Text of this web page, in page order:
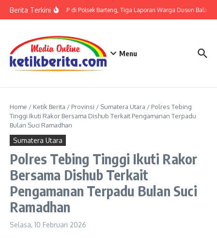
Berita TerkiniTerkait LP di Polsek Barteng, Tiga Laporan Warga Dusun Balaka
Menu
Home / Ketik Berita / Provinsi / Sumatera Utara / Polres Tebing
Tinggi Ikuti Rakor Bersama Dishub Terkait Pengamanan Terpadu
Bulan Suci Ramadhan
Sumatera Utara
Polres Tebing Tinggi Ikuti Rakor
Bersama Dishub Terkait
Pengamanan Terpadu Bulan Suci
Ramadhan
Selasa, 10 Februari 2026